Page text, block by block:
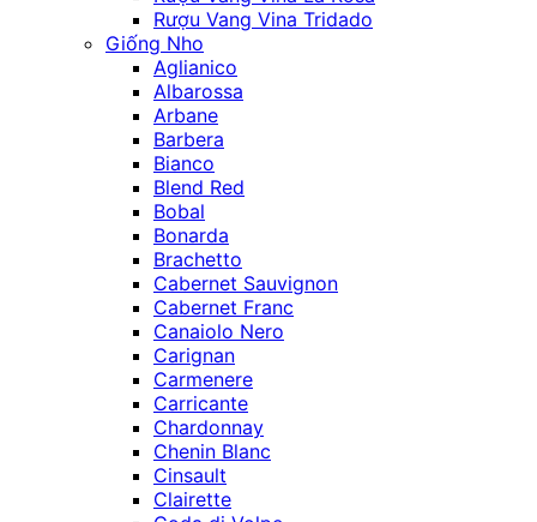
Rượu Vang Vina Tridado
Giống Nho
Aglianico
Albarossa
Arbane
Barbera
Bianco
Blend Red
Bobal
Bonarda
Brachetto
Cabernet Sauvignon
Cabernet Franc
Canaiolo Nero
Carignan
Carmenere
Carricante
Chardonnay
Chenin Blanc
Cinsault
Clairette